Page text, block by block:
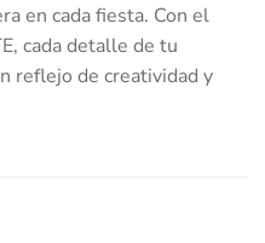
en cada fiesta. Con el
cada detalle de tu
reflejo de creatividad y